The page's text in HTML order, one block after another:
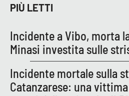
Venti di comunicazione
STREAMING
LaC TV
PIÙ LETTI
Incidente a Vibo, morta
Minasi investita sulle
Incidente mortale sulla
Catanzarese: una